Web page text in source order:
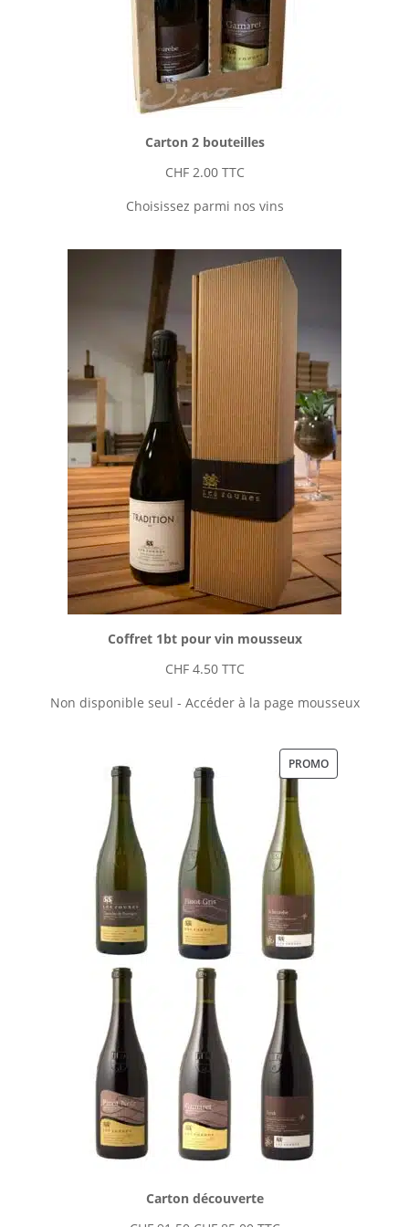
Carton 2 bouteilles
CHF2.00 TTC
Choisissez parmi nos vins
Coffret 1bt pour vin mousseux
CHF4.50 TTC
Non disponible seul - Accéder à la page mousseux
PROMOPRODUIT
Carton découverte